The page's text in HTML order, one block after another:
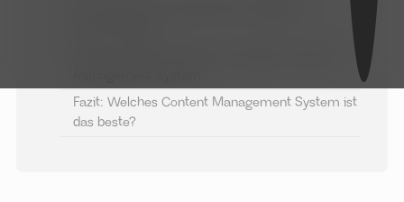
Fazit: Welches Content Management System ist
das beste?